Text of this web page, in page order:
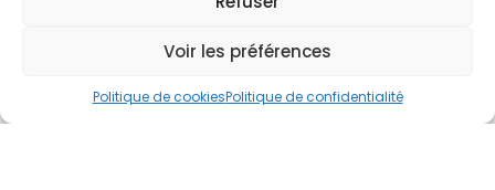
Voir les préférences
Politique de cookiesPolitique de confidentialité